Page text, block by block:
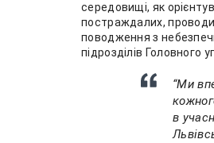
середовищі, як
постраждалих,
поводження з
підрозділів Головного
“Ми
в